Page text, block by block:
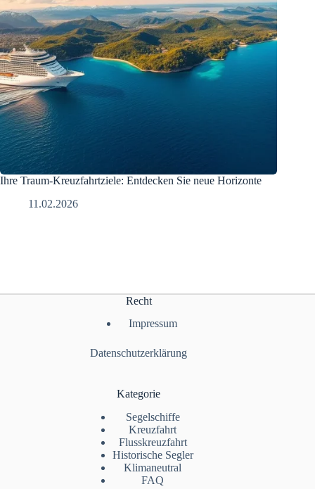
Ihre Traum-Kreuzfahrtziele: Entdecken Sie neue Horizonte
11.02.2026
Recht
Impressum
Datenschutzerklärung
Kategorie
Segelschiffe
Kreuzfahrt
Flusskreuzfahrt
Historische Segler
Klimaneutral
FAQ